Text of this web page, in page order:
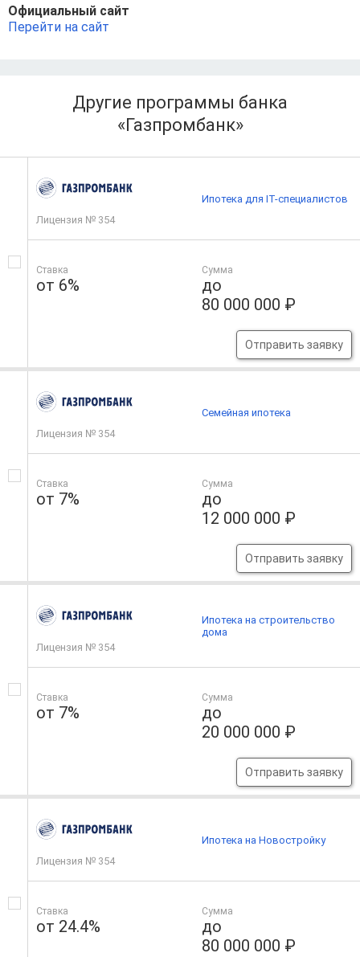
Официальный сайт
Перейти на сайт
Другие программы банка
«Газпромбанк»
Лицензия № 354
Ставка
от 6%
Сумма
до
80 000 000 ₽
Отправить заявку
Ипотека для IT-специалистов
Лицензия № 354
Ставка
от 7%
Сумма
до
12 000 000 ₽
Отправить заявку
Семейная ипотека
Лицензия № 354
Ставка
от 7%
Сумма
до
20 000 000 ₽
Отправить заявку
Ипотека на строительство
дома
Лицензия № 354
Ставка
от 24.4%
Сумма
до
80 000 000 ₽
Ипотека на Новостройку